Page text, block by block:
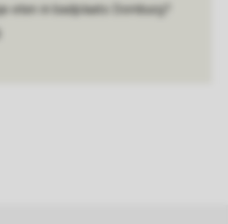
eten in badplaats Domburg?